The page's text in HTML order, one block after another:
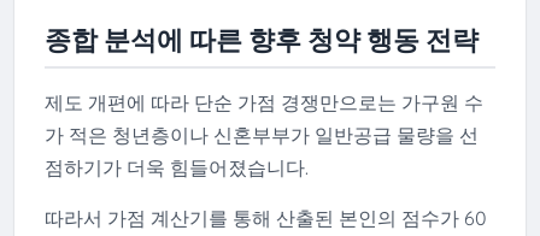
종합 분석에 따른 향후 청약 행동 전략
제도 개편에 따라 단순 가점 경쟁만으로는 가구원 수
가 적은 청년층이나 신혼부부가 일반공급 물량을 선
점하기가 더욱 힘들어졌습니다.
따라서 가점 계산기를 통해 산출된 본인의 점수가 60